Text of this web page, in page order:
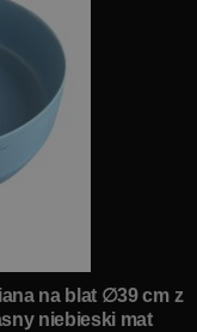
na blat ∅39 cm z
niebieski mat